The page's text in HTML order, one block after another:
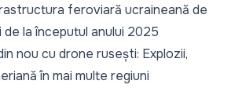
feroviară ucraineană de
la începutul anului 2025
nou cu drone rusești: Explozii,
în mai multe regiuni